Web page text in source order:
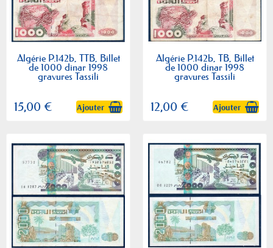
Algérie P.142b, TTB, Billet
de 1000 dinar 1998
gravures Tassili
15,00 € Ajouter
Algérie P.142b, TB, Billet
de 1000 dinar 1998
gravures Tassili
12,00 € Ajouter